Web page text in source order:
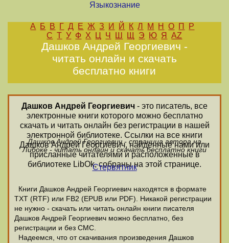
Языкознание
А Б В Г Д Е Ж З И Й К Л М Н О П
Р
С Т У Ф Х Ц Ч Ш Щ Э Ю Я AZ
Дашков Андрей Георгиевич -
читать онлайн и скачать
бесплатно книги
Дашков Андрей Георгиевич - это писатель, все
электронные книги которого можно бесплатно
скачать и читать онлайн без регистрации в нашей
электронной библиотеке. Ссылки на все книги
Дашков Андрей Георгиевич, найденные нами или
присланные читателями и расположенные в
библиотеке LibOk, собраны на этой странице.
Дашков Андрей Георгиевич - страница автора на
Либоке - читать онлайн и скачать бесплатно книги
Стервятник
Книги Дашков Андрей Георгиевич находятся в формате
ТХТ (RTF) или FB2 (EPUB или PDF). Никакой регистрации
не нужно - скачать или читать онлайн книги писателя
Дашков Андрей Георгиевич можно бесплатно, без
регистрации и без СМС.
Надеемся, что от скачивания произведения Дашков